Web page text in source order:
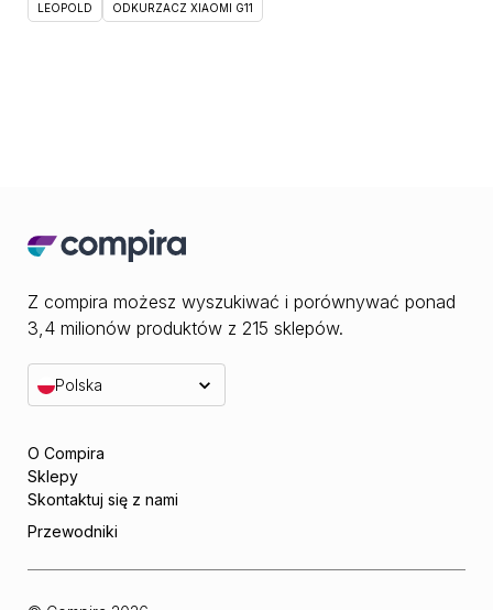
LEOPOLD ODKURZACZ XIAOMI G11
Z compira możesz wyszukiwać i porównywać ponad
3,4 milionów produktów z 215 sklepów.
Polska
O Compira
Sklepy
Skontaktuj się z nami
Przewodniki